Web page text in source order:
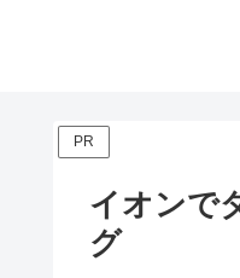
PR
イオンで
グ